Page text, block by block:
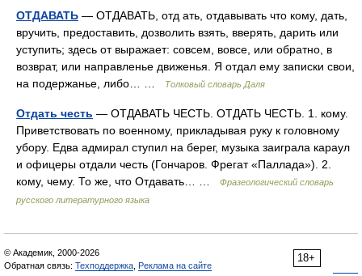
ОТДАВАТЬ — ОТДАВАТЬ, отд ать, отдавывать что кому, дать,
вручить, предоставить, дозволить взять, вверять, дарить или
уступить; здесь от выражает: совсем, вовсе, или обратно, в
возврат, или направленье движенья. Я отдал ему записки свои,
на подержанье, либо… …
Толковый словарь Даля
Отдать честь — ОТДАВАТЬ ЧЕСТЬ. ОТДАТЬ ЧЕСТЬ. 1. кому.
Приветствовать по военному, прикладывая руку к головному
убору. Едва адмирал ступил на берег, музыка заиграла караул
и офицеры отдали честь (Гончаров. Фрегат «Паллада»). 2.
кому, чему. То же, что Отдавать… …
Фразеологический словарь
русского литературного языка
18+
© Академик, 2000-2026
Обратная связь: Техподдержка Реклама на сайте